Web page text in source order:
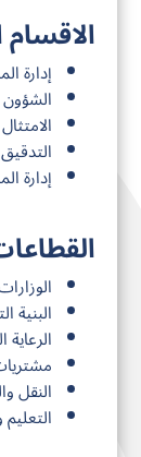
إدارة
الشؤون
إدارة
البنية
النقل